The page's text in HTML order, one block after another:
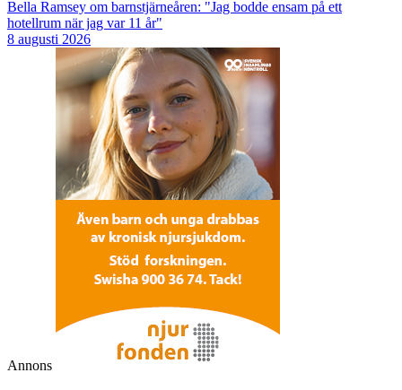
Bella Ramsey om barnstjärneåren: "Jag bodde ensam på ett
hotellrum när jag var 11 år"
8 augusti 2026
Annons